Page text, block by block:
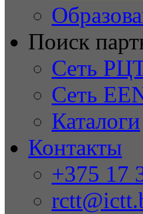
Поиск
Сеть
Сеть
Каталоги
Контакты
+375 17